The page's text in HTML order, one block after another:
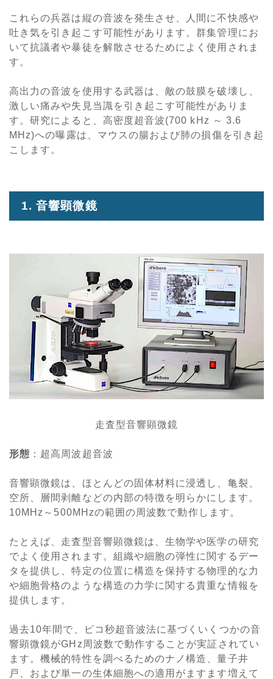
これらの兵器は縦の音波を発生させ、人間に不快感や
吐き気を引き起こす可能性があります。群集管理にお
いて抗議者や暴徒を解散させるためによく使用されま
す。
高出力の音波を使用する武器は、敵の鼓膜を破壊し、
激しい痛みや失見当識を引き起こす可能性がありま
す。研究によると、高密度超音波(700 kHz ～ 3.6
MHz)への曝露は、マウスの腸および肺の損傷を引き起
こします。
1. 音響顕微鏡
走査型音響顕微鏡
形態 ：超高周波超音波
音響顕微鏡は、ほとんどの固体材料に浸透し、亀裂、
空所、層間剥離などの内部の特徴を明らかにします。
10MHz～500MHzの範囲の周波数で動作します。
たとえば、走査型音響顕微鏡は、生物学や医学の研究
でよく使用されます。組織や細胞の弾性に関するデー
タを提供し、特定の位置に構造を保持する物理的な力
や細胞骨格のような構造の力学に関する貴重な情報を
提供します。
過去10年間で、ピコ秒超音波法に基づくいくつかの音
響顕微鏡がGHz周波数で動作することが実証されてい
ます。機械的特性を調べるためのナノ構造、量子井
戸、および単一の生体細胞への適用がますます増えて